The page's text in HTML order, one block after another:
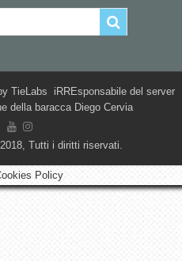
TieLabs iRREsponsabile del server
della baracca Diego Cervia
Tutti i diritti riservati.
Policy